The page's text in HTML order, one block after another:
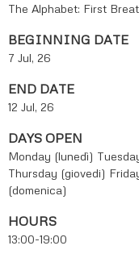
The Alphabet: First
BEGINNING DATE
7 Jul, 26
END DATE
12 Jul, 26
DAYS OPEN
Monday (lunedì)
Thursday (giovedi)
(domenica)
HOURS
13:00-19:00